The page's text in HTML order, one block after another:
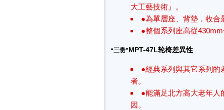
大工藝技術』。
●為單層座、背墊，收合
●整個系列座高從
“三贵”MPT-47L轮椅差異性
●經典系列與其它系列的
者。
●能滿足北方高大老年人
因。